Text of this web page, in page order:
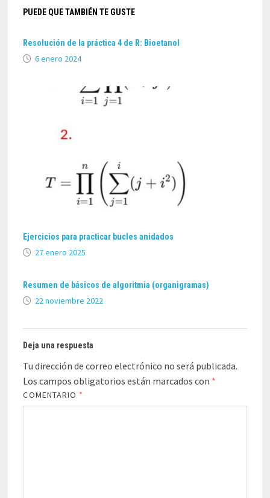
PUEDE QUE TAMBIÉN TE GUSTE
Resolución de la práctica 4 de R: Bioetanol
6 enero 2024
Ejercicios para practicar bucles anidados
27 enero 2025
Resumen de básicos de algoritmia (organigramas)
22 noviembre 2022
Deja una respuesta
Tu dirección de correo electrónico no será publicada.
Los campos obligatorios están marcados con *
COMENTARIO *